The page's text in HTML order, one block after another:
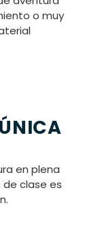
o muy
en plena
clase es